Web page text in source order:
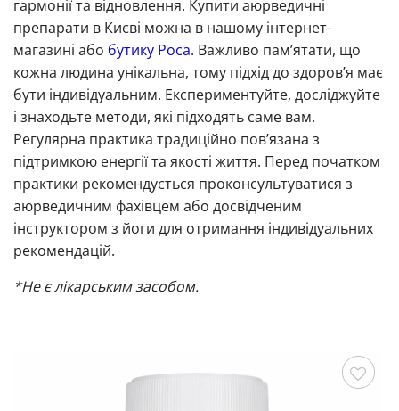
гармонії та відновлення. Купити аюрведичні
препарати в Києві можна в нашому інтернет-
магазині або бутику Роса. Важливо пам’ятати, що
кожна людина унікальна, тому підхід до здоров’я має
бути індивідуальним. Експериментуйте, досліджуйте
і знаходьте методи, які підходять саме вам.
Регулярна практика традиційно пов’язана з
підтримкою енергії та якості життя. Перед початком
практики рекомендується проконсультуватися з
аюрведичним фахівцем або досвідченим
інструктором з йоги для отримання індивідуальних
рекомендацій.
*Не є лікарським засобом.